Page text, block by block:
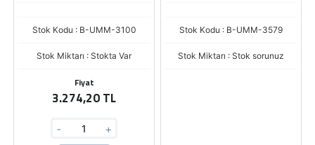
Stok Kodu : B-UMM-3100
Stok Miktarı : Stokta Var
Fiyat
3.274,20 TL
- +
Stok Kodu : B-UMM-3579
Stok Miktarı : Stok sorunuz